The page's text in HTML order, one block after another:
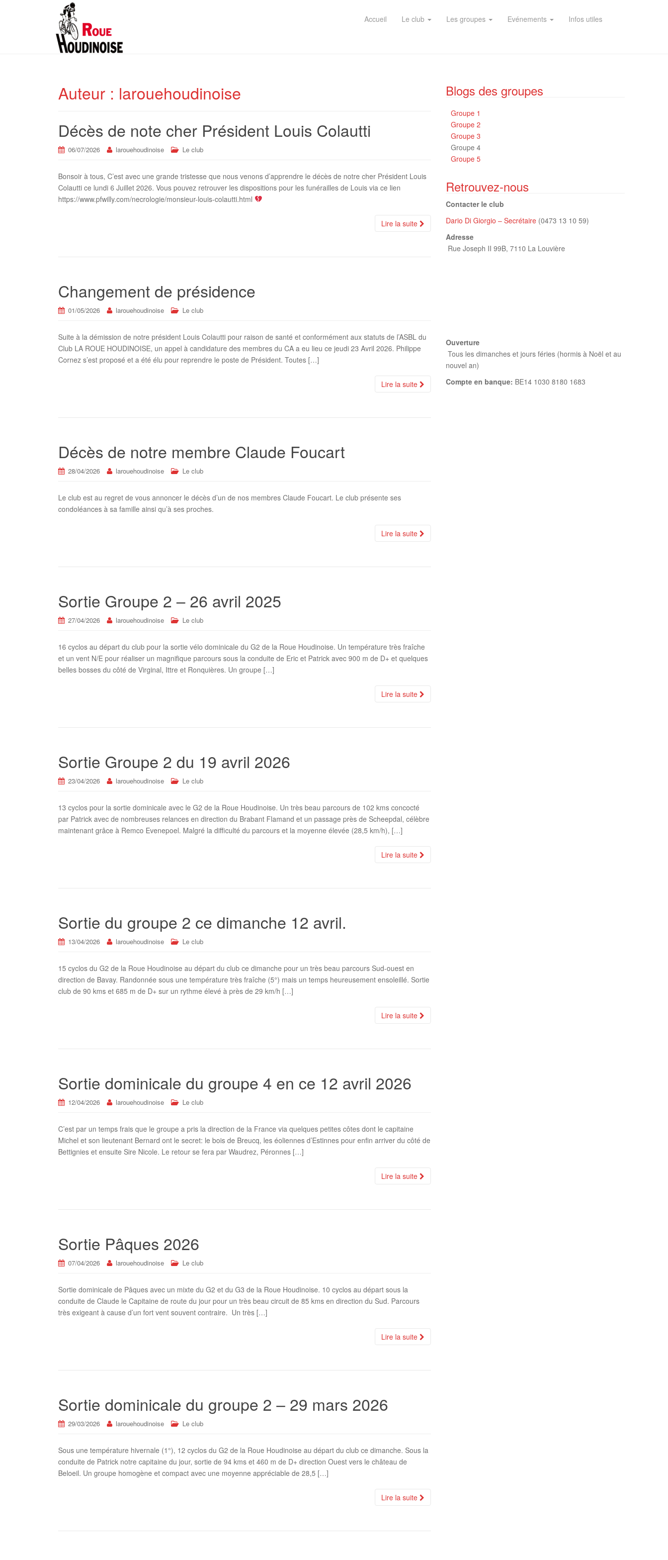
Accueil Le club Les groupes Evénements Infos utiles
Auteur : larouehoudinoise
Décès de note cher Président Louis Colautti
06/07/2026 larouehoudinoise Le club
Bonsoir à tous, C’est avec une grande tristesse que nous venons d’apprendre le décès de notre cher Président Louis
Colautti ce lundi 6 Juillet 2026. Vous pouvez retrouver les dispositions pour les funérailles de Louis via ce lien
https://www.pfwilly.com/necrologie/monsieur-louis-colautti.html
Lire la suite
Changement de présidence
01/05/2026 larouehoudinoise Le club
Suite à la démission de notre président Louis Colautti pour raison de santé et conformément aux statuts de l’ASBL du
Club LA ROUE HOUDINOISE, un appel à candidature des membres du CA a eu lieu ce jeudi 23 Avril 2026. Philippe
Cornez s’est proposé et a été élu pour reprendre le poste de Président. Toutes […]
Lire la suite
Décès de notre membre Claude Foucart
28/04/2026 larouehoudinoise Le club
Le club est au regret de vous annoncer le décès d’un de nos membres Claude Foucart. Le club présente ses
condoléances à sa famille ainsi qu’à ses proches.
Lire la suite
Sortie Groupe 2 – 26 avril 2025
27/04/2026 larouehoudinoise Le club
16 cyclos au départ du club pour la sortie vélo dominicale du G2 de la Roue Houdinoise. Un température très fraîche
et un vent N/E pour réaliser un magnifique parcours sous la conduite de Eric et Patrick avec 900 m de D+ et quelques
belles bosses du côté de Virginal, Ittre et Ronquières. Un groupe […]
Lire la suite
Sortie Groupe 2 du 19 avril 2026
23/04/2026 larouehoudinoise Le club
13 cyclos pour la sortie dominicale avec le G2 de la Roue Houdinoise. Un très beau parcours de 102 kms concocté
par Patrick avec de nombreuses relances en direction du Brabant Flamand et un passage près de Scheepdal, célèbre
maintenant grâce à Remco Evenepoel. Malgré la difficulté du parcours et la moyenne élevée (28,5 km/h), […]
Lire la suite
Sortie du groupe 2 ce dimanche 12 avril.
13/04/2026 larouehoudinoise Le club
15 cyclos du G2 de la Roue Houdinoise au départ du club ce dimanche pour un très beau parcours Sud-ouest en
direction de Bavay. Randonnée sous une température très fraîche (5°) mais un temps heureusement ensoleillé. Sortie
club de 90 kms et 685 m de D+ sur un rythme élevé à près de 29 km/h […]
Lire la suite
Sortie dominicale du groupe 4 en ce 12 avril 2026
12/04/2026 larouehoudinoise Le club
C’est par un temps frais que le groupe a pris la direction de la France via quelques petites côtes dont le capitaine
Michel et son lieutenant Bernard ont le secret: le bois de Breucq, les éoliennes d’Estinnes pour enfin arriver du côté de
Bettignies et ensuite Sire Nicole. Le retour se fera par Waudrez, Péronnes […]
Lire la suite
Sortie Pâques 2026
07/04/2026 larouehoudinoise Le club
Sortie dominicale de Pâques avec un mixte du G2 et du G3 de la Roue Houdinoise. 10 cyclos au départ sous la
conduite de Claude le Capitaine de route du jour pour un très beau circuit de 85 kms en direction du Sud. Parcours
très exigeant à cause d’un fort vent souvent contraire. Un très […]
Lire la suite
Sortie dominicale du groupe 2 – 29 mars 2026
29/03/2026 larouehoudinoise Le club
Sous une température hivernale (1°), 12 cyclos du G2 de la Roue Houdinoise au départ du club ce dimanche. Sous la
conduite de Patrick notre capitaine du jour, sortie de 94 kms et 460 m de D+ direction Ouest vers le château de
Beloeil. Un groupe homogène et compact avec une moyenne appréciable de 28,5 […]
Lire la suite
Blogs des groupes
Groupe 1
Groupe 2
Groupe 3
Groupe 4
Groupe 5
Retrouvez-nous
Contacter le club
Dario Di Giorgio – Secrétaire (0473 13 10 59)
Adresse
Rue Joseph II 99B, 7110 La Louvière
Ouverture
Tous les dimanches et jours féries (hormis à Noël et au
nouvel an)
Compte en banque: BE14 1030 8180 1683